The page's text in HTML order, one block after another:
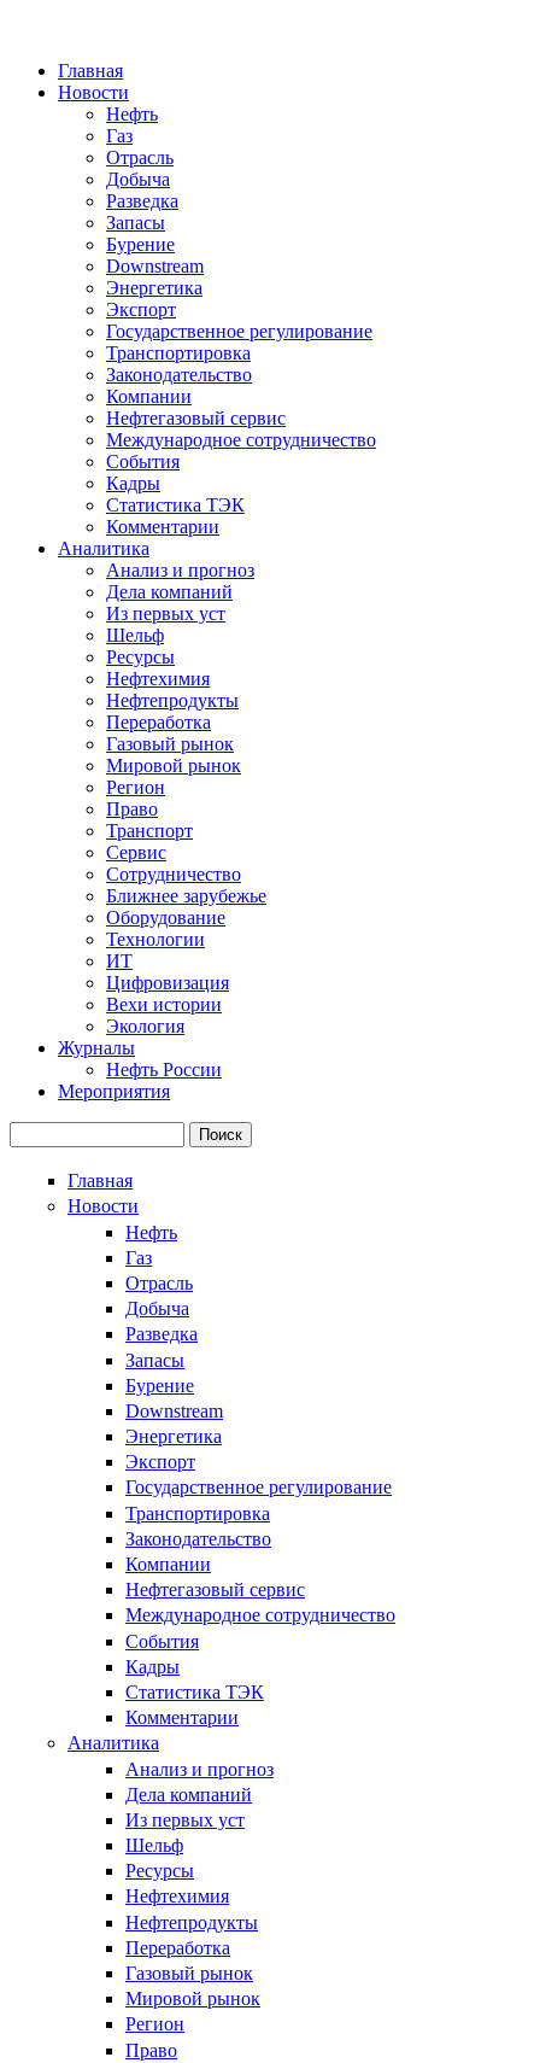
Главная
Новости
Нефть
Газ
Отрасль
Добыча
Разведка
Запасы
Бурение
Downstream
Энергетика
Экспорт
Государственное регулирование
Транспортировка
Законодательство
Компании
Нефтегазовый сервис
Международное сотрудничество
События
Кадры
Статистика ТЭК
Комментарии
Аналитика
Анализ и прогноз
Дела компаний
Из первых уст
Шельф
Ресурсы
Нефтехимия
Нефтепродукты
Переработка
Газовый рынок
Мировой рынок
Регион
Право
Транспорт
Сервис
Сотрудничество
Ближнее зарубежье
Оборудование
Технологии
ИТ
Цифровизация
Вехи истории
Экология
Журналы
Нефть России
Мероприятия
Главная
Новости
Нефть
Газ
Отрасль
Добыча
Разведка
Запасы
Бурение
Downstream
Энергетика
Экспорт
Государственное регулирование
Транспортировка
Законодательство
Компании
Нефтегазовый сервис
Международное сотрудничество
События
Кадры
Статистика ТЭК
Комментарии
Аналитика
Анализ и прогноз
Дела компаний
Из первых уст
Шельф
Ресурсы
Нефтехимия
Нефтепродукты
Переработка
Газовый рынок
Мировой рынок
Регион
Право